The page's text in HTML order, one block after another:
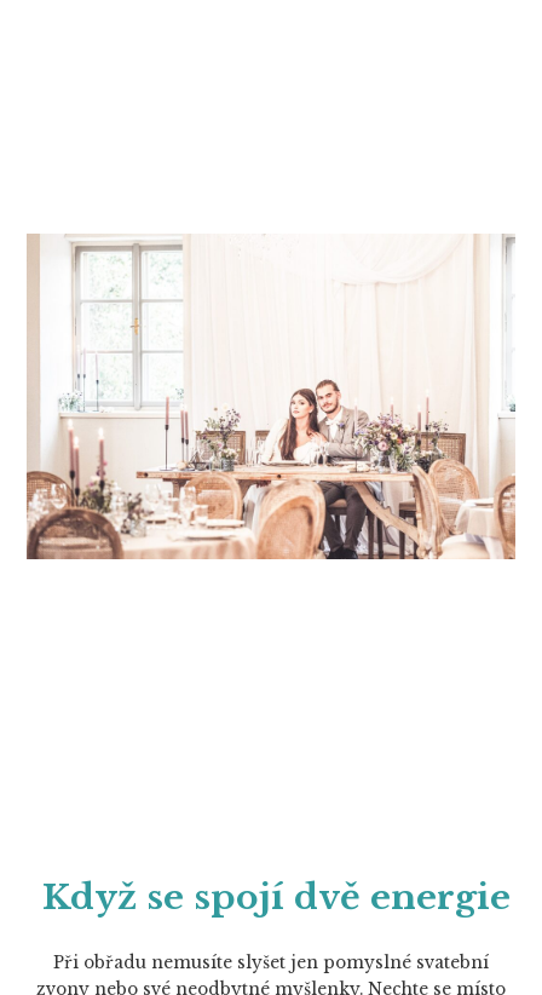
Když se spojí dvě energie
Při obřadu nemusíte slyšet jen pomyslné svatební
zvony nebo své neodbytné myšlenky. Nechte se místo